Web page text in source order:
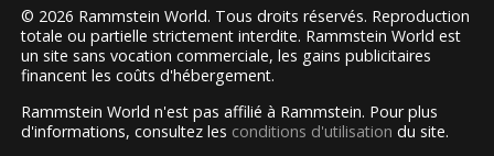
© 2026 Rammstein World. Tous droits réservés. Reproduction
totale ou partielle strictement interdite. Rammstein World est
un site sans vocation commerciale, les gains publicitaires
financent les coûts d'hébergement.
Rammstein World n'est pas affilié à Rammstein. Pour plus
d'informations, consultez les conditions d'utilisation du site.